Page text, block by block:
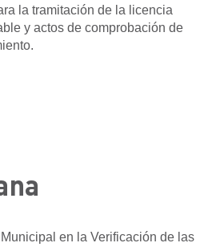
la tramitación de la licencia
y actos de comprobación de
en la Verificación de las